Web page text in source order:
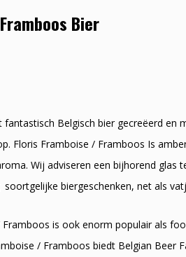
Bier
Belgisch bier gecreëerd en
Floris Framboise / Framboos Is
Wij adviseren een bijhorend
biergeschenken, net als
is ook enorm populair als
/ Framboos biedt Belgian Beer